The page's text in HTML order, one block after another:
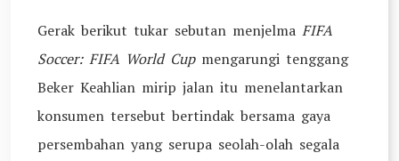
Gerak berikut tukar sebutan menjelma FIFA
Soccer: FIFA World Cup mengarungi tenggang
Beker Keahlian mirip jalan itu menelantarkan
konsumen tersebut bertindak bersama gaya
persembahan yang serupa seolah-olah segala